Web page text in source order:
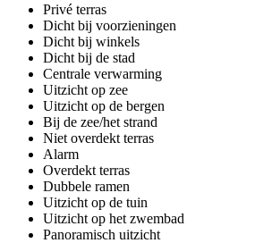
Privé terras
Dicht bij voorzieningen
Dicht bij winkels
Dicht bij de stad
Centrale verwarming
Uitzicht op zee
Uitzicht op de bergen
Bij de zee/het strand
Niet overdekt terras
Alarm
Overdekt terras
Dubbele ramen
Uitzicht op de tuin
Uitzicht op het zwembad
Panoramisch uitzicht